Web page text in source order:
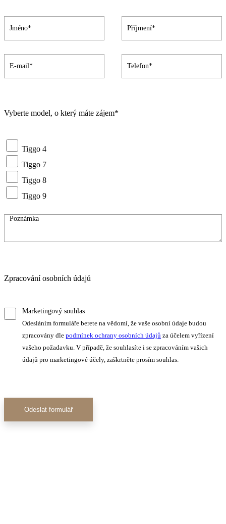
Vyberte model, o který máte zájem*
Tiggo 4
Tiggo 7
Tiggo 8
Tiggo 9
Zpracování osobních údajů
Marketingový souhlas
Odesláním formuláře berete na vědomí, že vaše osobní údaje budou
zpracovány dle podmínek ochrany osobních údajů za účelem vyřízení
vašeho požadavku. V případě, že souhlasíte i se zpracováním vašich
údajů pro marketingové účely, zaškrtněte prosím souhlas.
Odeslat formulář